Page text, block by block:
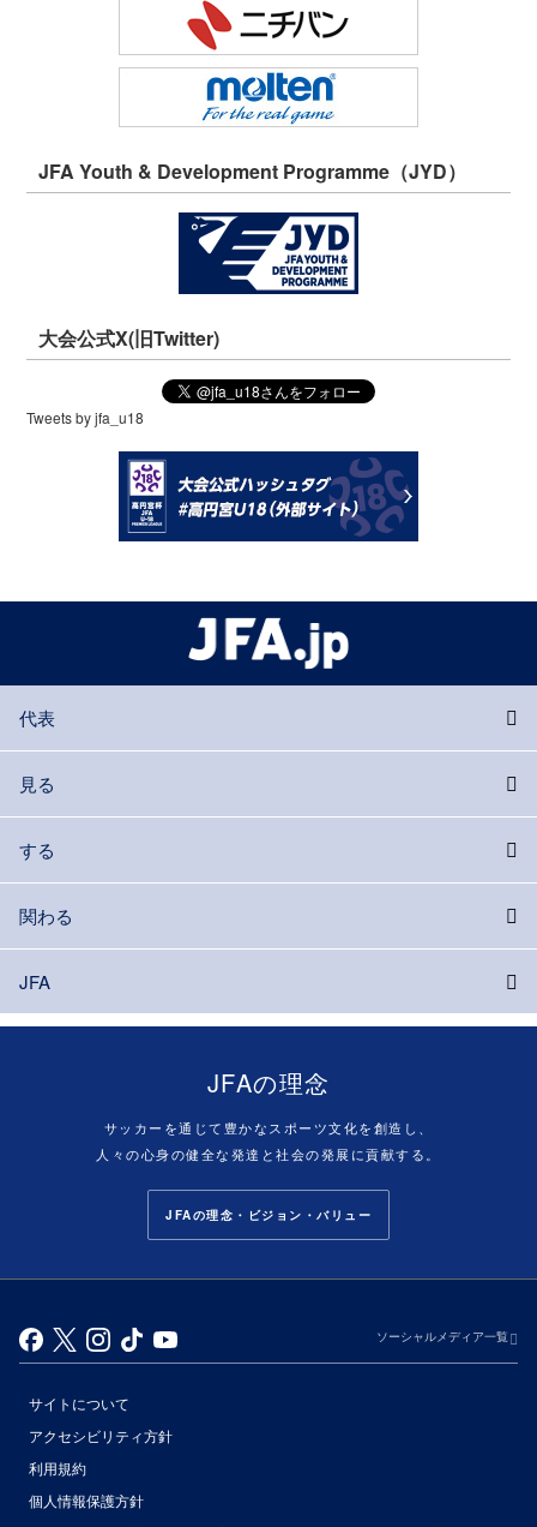
JFA Youth & Development Programme（JYD）
大会公式X(旧Twitter)
Tweets by jfa_u18
代表
見る
する
関わる
JFA
JFAの理念
サッカーを通じて豊かなスポーツ文化を創造し、
人々の心身の健全な発達と社会の発展に貢献する。
JFAの理念・ビジョン・バリュー
ソーシャルメディア一覧
サイトについて
アクセシビリティ方針
利用規約
個人情報保護方針